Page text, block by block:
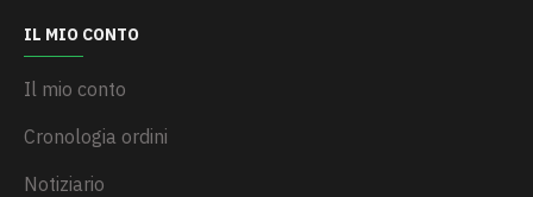
IL MIO CONTO
Il mio conto
Cronologia ordini
Notiziario